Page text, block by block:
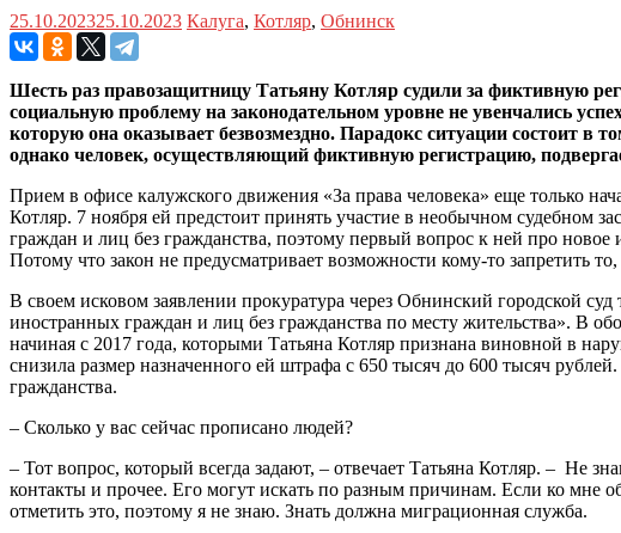
25.10.202325.10.2023 Калуга, Котляр, Обнинск
Шесть раз правозащитницу Татьяну Котляр судили за фиктивную
социальную проблему на законодательном уровне не увенчались
которую она оказывает безвозмездно. Парадокс ситуации состоит
однако человек, осуществляющий фиктивную регистрацию,
Прием в офисе калужского движения «За права человека» еще только
Котляр. 7 ноября ей предстоит принять участие в необычном судебном
граждан и лиц без гражданства, поэтому первый вопрос к ней про
Потому что закон не предусматривает возможности кому-то запретить
В своем исковом заявлении прокуратура через Обнинский городской
иностранных граждан и лиц без гражданства по месту жительства». В
начиная с 2017 года, которыми Татьяна Котляр признана виновной в
снизила размер назначенного ей штрафа с 650 тысяч до 600 тысяч
гражданства.
– Сколько у вас сейчас прописано людей?
– Тот вопрос, который всегда задают, – отвечает Татьяна Котляр. – Не
контакты и прочее. Его могут искать по разным причинам. Если ко мне
отметить это, поэтому я не знаю. Знать должна миграционная служба.